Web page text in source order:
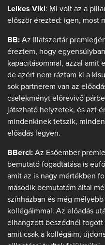
Lelkes Viki: Mi volt az a
először érezted: igen, most
BB: Az Illatszertár
éreztem, hogy
kapacitásommal, azzal amit
de azért nem ráztam ki a
sok partnerem van az
cselekményt előrevivő
játszható helyzetek, és azt
mindenkinek tetszik,
előadás legyen.
BBerci: Az Esőember
bemutató fogadtatása is
amit az is nagy mértékben
második bemutatóm által
színházban és még
kollégáimmal. Az előadás
elhangzott beszédnél
amit csak a kollégáim,